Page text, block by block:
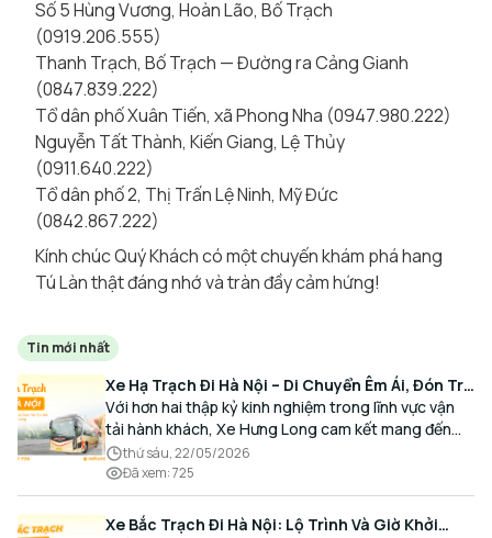
Số 5 Hùng Vương, Hoàn Lão, Bố Trạch
(0919.206.555)
Thanh Trạch, Bố Trạch — Đường ra Cảng Gianh
(0847.839.222)
Tổ dân phố Xuân Tiến, xã Phong Nha (0947.980.222)
Nguyễn Tất Thành, Kiến Giang, Lệ Thủy
(0911.640.222)
Tổ dân phố 2, Thị Trấn Lệ Ninh, Mỹ Đức
(0842.867.222)
Kính chúc Quý Khách có một chuyến khám phá hang
Tú Làn thật đáng nhớ và tràn đầy cảm hứng!
Tin mới nhất
Xe Hạ Trạch Đi Hà Nội – Di Chuyển Êm Ái, Đón Trả
Tận Nơi Cùng Xe Hưng Long
Với hơn hai thập kỷ kinh nghiệm trong lĩnh vực vận
tải hành khách, Xe Hưng Long cam kết mang đến
cho Quý Khách một hành trình di chuyển trọn vẹn,
thoải mái và đúng giờ.
thứ sáu, 22/05/2026
Đã xem:725
Xe Bắc Trạch Đi Hà Nội: Lộ Trình Và Giờ Khởi